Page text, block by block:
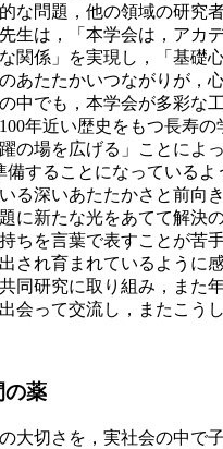
な問題，他の領域の研究
生は，「本学会は，アカ
関係」を実現し，「基
あたたかいつながりが，
中でも，本学会が多彩な
年近い歴史をもつ長寿
の場を広げる」ことによ
することになっているよ
る深いあたたかさと前向
に新たな光をあてて解決
ちを言葉で表すことが苦
され育まれているように感
同研究に取り組み，また
会って交流し，またこう
の薬
大切さを，実社会の中で